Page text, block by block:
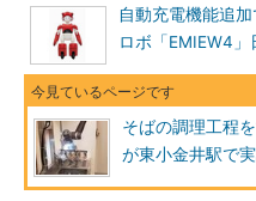
自動充電機能追
ロボ「EMIEW4」
そばの調理工程
が東小金井駅で